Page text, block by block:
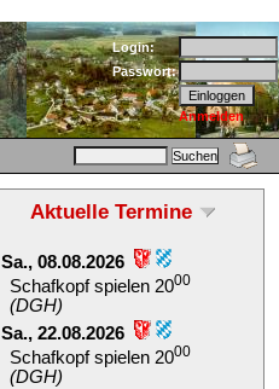
Login:
Passwort:
Anmelden
Aktuelle Termine
Sa., 08.08.2026
Schafkopf spielen 2000
(DGH)
Sa., 22.08.2026
Schafkopf spielen 2000
(DGH)